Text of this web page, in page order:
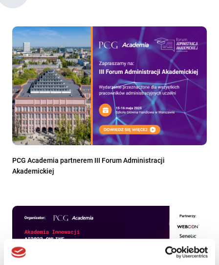
PCG Academia partnerem III Forum Administracji
Akademickiej